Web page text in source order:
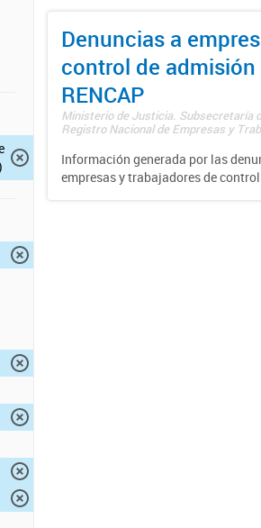
Denuncias a
control de
RENCAP
Ministerio de Justicia. Subsecretaría
Registro Nacional de Empresas y
Información generada por las
empresas y trabajadores de